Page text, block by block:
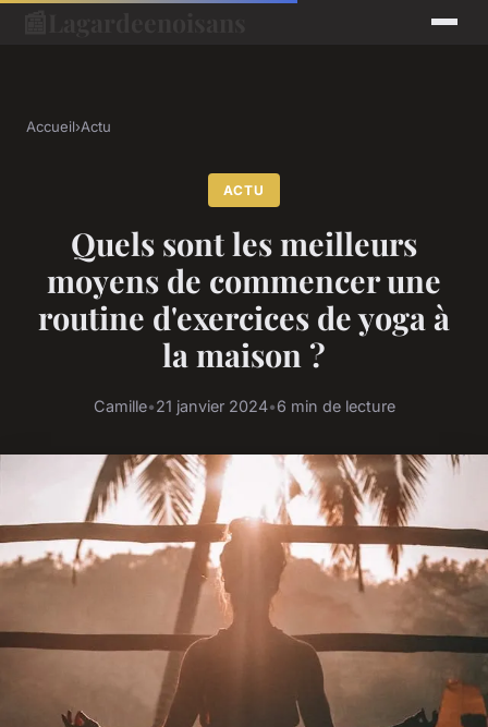
Accueil›Actu
ACTU
Quels sont les meilleurs
moyens de commencer une
routine d'exercices de yoga à
la maison ?
Camille•21 janvier 2024•6 min de lecture